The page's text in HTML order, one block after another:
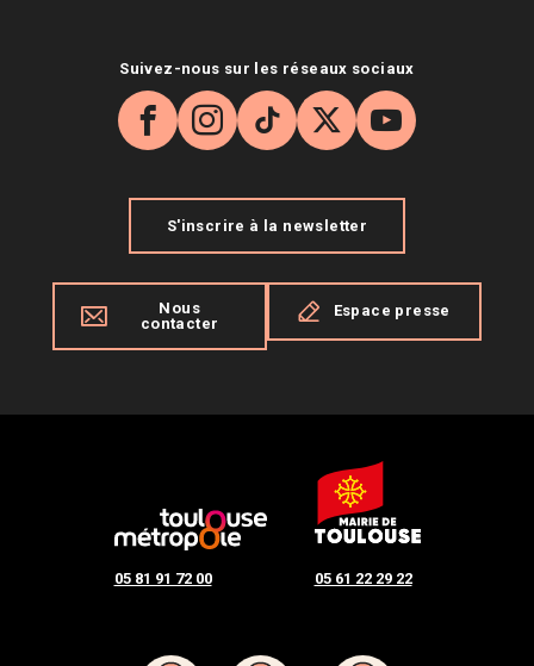
05 81 91 72 00 05 61 22 29 22
Suivez-nous sur les réseaux sociaux
Facebook
Instagram
TikTok
X YouTube
S'inscrire à la newsletter
Nous
contacter
Espace presse